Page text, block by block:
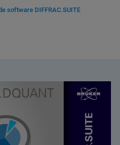
software DIFFRAC.SUITE